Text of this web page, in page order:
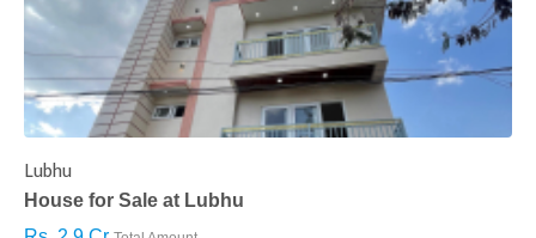
Lubhu
House for Sale at Lubhu